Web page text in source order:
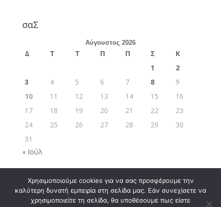
σαΣ
Αύγουστος 2026
Δ Τ Τ Π Π Σ
Κ
1
2
3
4 5 6 7 8
9
10
11 12 13 14 15
16
17
18 19 20 21 22
23
24
25 26 27 28 29
30
31
« Ιούλ
Χρησιμοποιούμε cookies για να σας προσφέρουμε την
καλύτερη δυνατή εμπειρία στη σελίδα μας. Εάν συνεχίσετε να
χρησιμοποιείτε τη σελίδα, θα υποθέσουμε πως είστε